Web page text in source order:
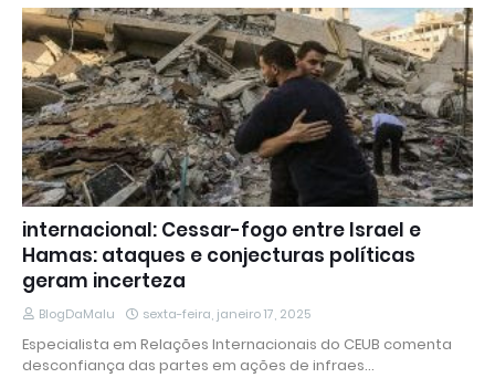
internacional: Cessar-fogo entre Israel e
Hamas: ataques e conjecturas políticas
geram incerteza
BlogDaMalu sexta-feira, janeiro 17, 2025
Especialista em Relações Internacionais do CEUB comenta
desconfiança das partes em ações de infraes…